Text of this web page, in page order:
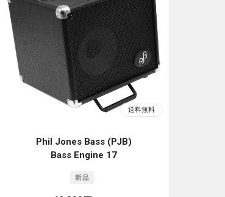
Phil Jones Bass (PJB)
Bass Engine 17